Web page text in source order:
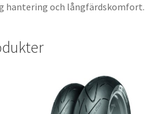
hantering och långfärdskomfort.